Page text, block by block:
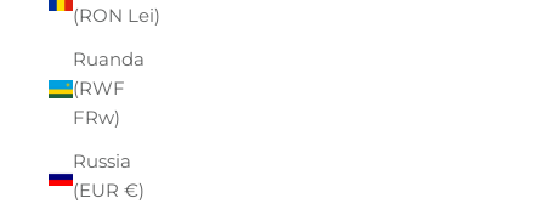
(RON Lei)
Ruanda
(RWF
FRw)
Russia
(EUR €)